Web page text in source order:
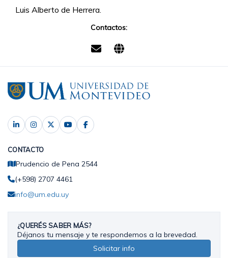
Luis Alberto de Herrera.
Contactos:
CONTACTO
Prudencio de Pena 2544
(+598) 2707 4461
info@um.edu.uy
¿QUERÉS SABER MÁS?
Déjanos tu mensaje y te respondemos a la brevedad.
Solicitar info